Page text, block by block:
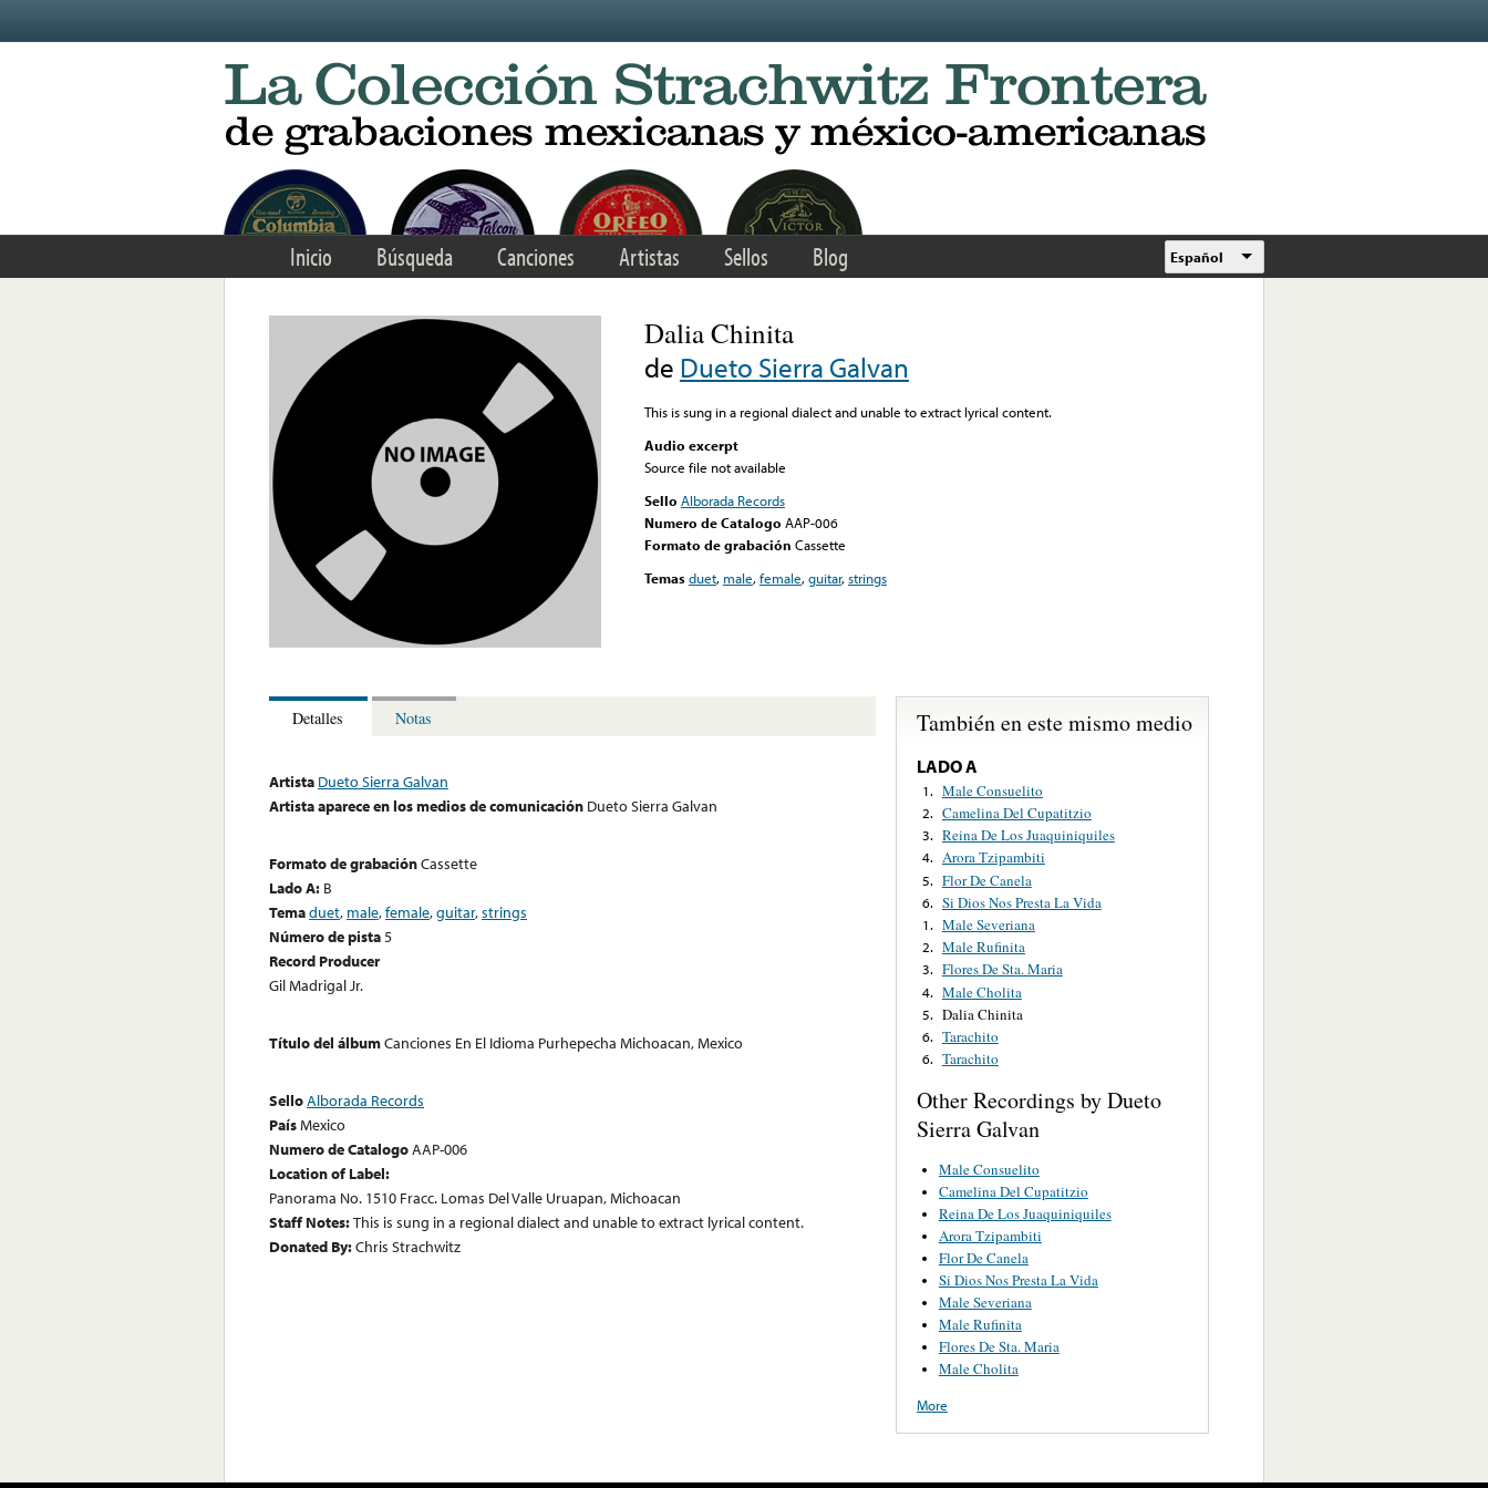
Inicio Búsqueda Canciones Artistas Sellos Blog Español
Dalia Chinita
de Dueto Sierra Galvan
This is sung in a regional dialect and unable to extract lyrical content.
Audio excerpt
Source file not available
Sello Alborada Records
Numero de Catalogo AAP-006
Formato de grabación Cassette
Temasduet, male,female,guitar,strings
Detalles Notas
Artista Dueto Sierra Galvan
Artista aparece en los medios de comunicación Dueto Sierra Galvan
Formato de grabaciónCassette
Lado A: B
Temaduet, male,female,guitar,strings
Número de pista5
Record Producer
Gil Madrigal Jr.
Título del álbumCanciones En El Idioma Purhepecha Michoacan, Mexico
SelloAlborada Records
PaísMexico
Numero de CatalogoAAP-006
Location of Label:
Panorama No. 1510 Fracc. Lomas Del Valle Uruapan, Michoacan
Staff Notes:This is sung in a regional dialect and unable to extract lyrical content.
Donated By:Chris Strachwitz
También en este mismo medio
LADO A
1. Male Consuelito
2. Camelina Del Cupatitzio
3. Reina De Los Juaquiniquiles
4. Arora Tzipambiti
5. Flor De Canela
6. Si Dios Nos Presta La Vida
1. Male Severiana
2. Male Rufinita
3. Flores De Sta. Maria
4. Male Cholita
5. Dalia Chinita
6. Tarachito
6. Tarachito
Other Recordings by Dueto
Sierra Galvan
Male Consuelito
Camelina Del Cupatitzio
Reina De Los Juaquiniquiles
Arora Tzipambiti
Flor De Canela
Si Dios Nos Presta La Vida
Male Severiana
Male Rufinita
Flores De Sta. Maria
Male Cholita
More